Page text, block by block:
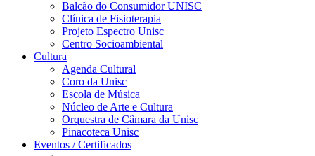
Balcão do Consumidor UNISC
Clínica de Fisioterapia
Projeto Espectro Unisc
Centro Socioambiental
Cultura
Agenda Cultural
Coro da Unisc
Escola de Música
Núcleo de Arte e Cultura
Orquestra de Câmara da Unisc
Pinacoteca Unisc
Eventos / Certificados